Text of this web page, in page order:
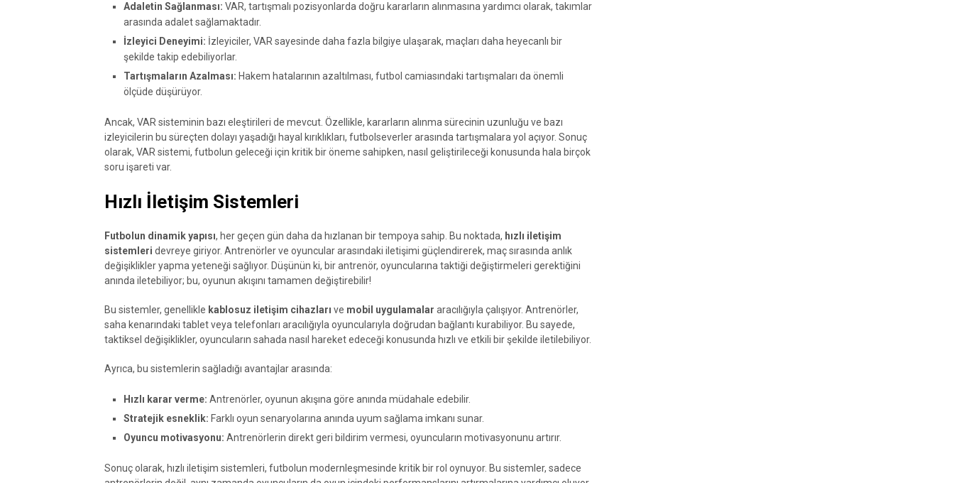
Adaletin Sağlanması: VAR, tartışmalı pozisyonlarda doğru kararların alınmasına yardımcı olarak, takımlar
arasında adalet sağlamaktadır.
İzleyici Deneyimi: İzleyiciler, VAR sayesinde daha fazla bilgiye ulaşarak, maçları daha heyecanlı bir
şekilde takip edebiliyorlar.
Tartışmaların Azalması: Hakem hatalarının azaltılması, futbol camiasındaki tartışmaları da önemli
ölçüde düşürüyor.
Ancak, VAR sisteminin bazı eleştirileri de mevcut. Özellikle, kararların alınma sürecinin uzunluğu ve bazı
izleyicilerin bu süreçten dolayı yaşadığı hayal kırıklıkları, futbolseverler arasında tartışmalara yol açıyor. Sonuç
olarak, VAR sistemi, futbolun geleceği için kritik bir öneme sahipken, nasıl geliştirileceği konusunda hala birçok
soru işareti var.
Hızlı İletişim Sistemleri
Futbolun dinamik yapısı, her geçen gün daha da hızlanan bir tempoya sahip. Bu noktada, hızlı iletişim
sistemleri devreye giriyor. Antrenörler ve oyuncular arasındaki iletişimi güçlendirerek, maç sırasında anlık
değişiklikler yapma yeteneği sağlıyor. Düşünün ki, bir antrenör, oyuncularına taktiği değiştirmeleri gerektiğini
anında iletebiliyor; bu, oyunun akışını tamamen değiştirebilir!
Bu sistemler, genellikle kablosuz iletişim cihazları ve mobil uygulamalar aracılığıyla çalışıyor. Antrenörler,
saha kenarındaki tablet veya telefonları aracılığıyla oyuncularıyla doğrudan bağlantı kurabiliyor. Bu sayede,
taktiksel değişiklikler, oyuncuların sahada nasıl hareket edeceği konusunda hızlı ve etkili bir şekilde iletilebiliyor.
Ayrıca, bu sistemlerin sağladığı avantajlar arasında:
Hızlı karar verme: Antrenörler, oyunun akışına göre anında müdahale edebilir.
Stratejik esneklik: Farklı oyun senaryolarına anında uyum sağlama imkanı sunar.
Oyuncu motivasyonu: Antrenörlerin direkt geri bildirim vermesi, oyuncuların motivasyonunu artırır.
Sonuç olarak, hızlı iletişim sistemleri, futbolun modernleşmesinde kritik bir rol oynuyor. Bu sistemler, sadece